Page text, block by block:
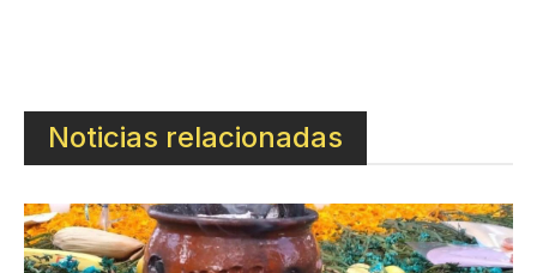
Noticias relacionadas